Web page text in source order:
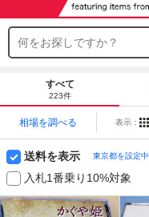
すべて
223件
相場を調べる 表示：
送料を表示 東京都を設定中
入札1番乗り10%対象